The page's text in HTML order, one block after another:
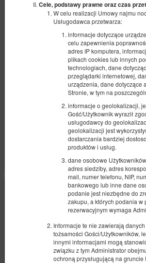
Cele, podstawy prawne oraz czas
W celu realizacji Umowy najmu
Usługodawca przetwarza:
informacje dotyczące
celu zapewnienia
adres IP komputera,
plikach cookies lub innych
technologiach, dane
przeglądarki internetowej,
urządzenia, dane dotyczące
Stronie, w tym na
informacje o geolokalizacji,
Gość/Użytkownik wyraził
usługodawcy do
geolokalizacji jest
dostarczania bardziej
produktów i usług.
dane osobowe
adres siedziby, adres
mail, numer telefonu, NIP,
bankowego lub inne dane
podanie jest niezbędne do
zakupu, a których podania w
rezerwacyjnym wymaga
Informacje te nie zawierają
tożsamości Gości/Użytkowników,
innymi informacjami mogą
związku z tym Administrator
ochroną przysługującą na gruncie
Apartament Plac
pow. 35,00 m
1 sypialnia
1 bardzo duże łóżko podwójne (King)
Parking Plac Weyssenhoffa 9